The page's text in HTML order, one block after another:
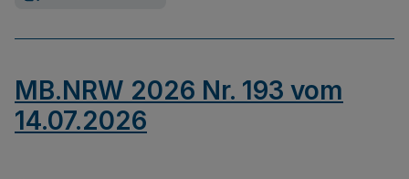
MB.NRW 2026 Nr. 193 vom
14.07.2026